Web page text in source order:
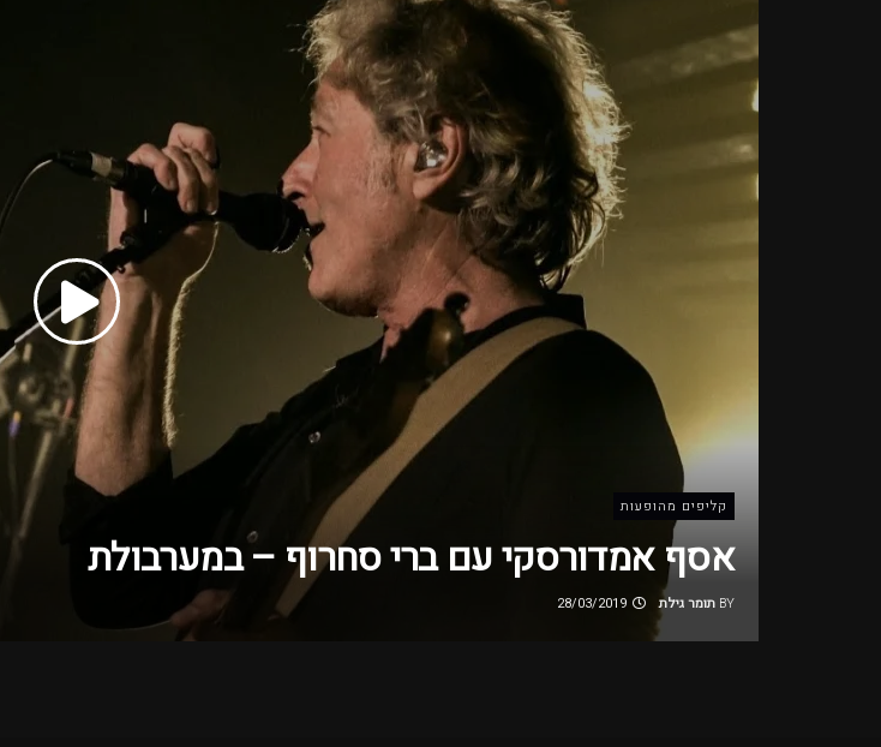
קליפים מהופעות
אסף אמדורסקי עם ברי סחרוף – במערבולת
BY תומר גילת